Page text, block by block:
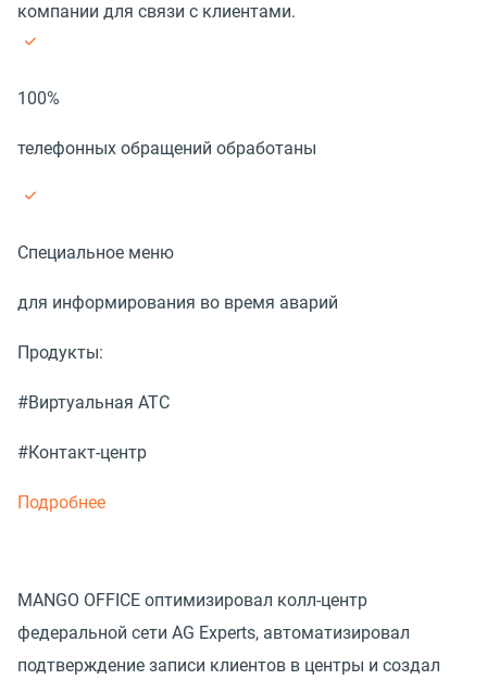
компании для связи с клиентами.
100%
телефонных обращений обработаны
Специальное меню
для информирования во время аварий
Продукты:
#Виртуальная АТС
#Контакт-центр
Подробнее
MANGO OFFICE оптимизировал колл-центр
федеральной сети AG Experts, автоматизировал
подтверждение записи клиентов в центры и создал